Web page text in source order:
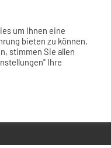
um Ihnen eine
bieten zu können.
stimmen Sie allen
Ihre